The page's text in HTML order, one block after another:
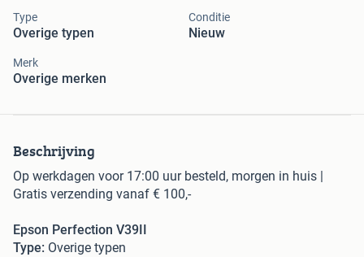
Type
Overige typen
Conditie
Nieuw
Merk
Overige merken
Beschrijving
Op werkdagen voor 17:00 uur besteld, morgen in huis |
Gratis verzending vanaf € 100,-
Epson Perfection V39II
Type: Overige typen